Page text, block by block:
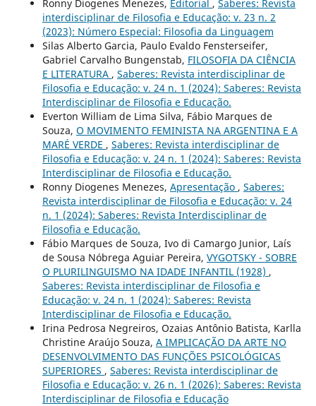
Ronny Diogenes Menezes, Editorial , Saberes: Revista
interdisciplinar de Filosofia e Educação: v. 23 n. 2
(2023): Número Especial: Filosofia da Linguagem
Silas Alberto Garcia, Paulo Evaldo Fensterseifer,
Gabriel Carvalho Bungenstab, FILOSOFIA DA CIÊNCIA
E LITERATURA , Saberes: Revista interdisciplinar de
Filosofia e Educação: v. 24 n. 1 (2024): Saberes: Revista
Interdisciplinar de Filosofia e Educação.
Everton William de Lima Silva, Fábio Marques de
Souza, O MOVIMENTO FEMINISTA NA ARGENTINA E A
MARÉ VERDE , Saberes: Revista interdisciplinar de
Filosofia e Educação: v. 24 n. 1 (2024): Saberes: Revista
Interdisciplinar de Filosofia e Educação.
Ronny Diogenes Menezes, Apresentação , Saberes:
Revista interdisciplinar de Filosofia e Educação: v. 24
n. 1 (2024): Saberes: Revista Interdisciplinar de
Filosofia e Educação.
Fábio Marques de Souza, Ivo di Camargo Junior, Laís
de Sousa Nóbrega Aguiar Pereira, VYGOTSKY - SOBRE
O PLURILINGUISMO NA IDADE INFANTIL (1928) ,
Saberes: Revista interdisciplinar de Filosofia e
Educação: v. 24 n. 1 (2024): Saberes: Revista
Interdisciplinar de Filosofia e Educação.
Irina Pedrosa Negreiros, Ozaias Antônio Batista, Karlla
Christine Araújo Souza, A IMPLICAÇÃO DA ARTE NO
DESENVOLVIMENTO DAS FUNÇÕES PSICOLÓGICAS
SUPERIORES , Saberes: Revista interdisciplinar de
Filosofia e Educação: v. 26 n. 1 (2026): Saberes: Revista
Interdisciplinar de Filosofia e Educação